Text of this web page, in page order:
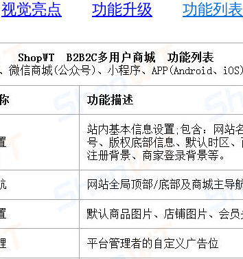
视觉亮点 功能升级 功能列表